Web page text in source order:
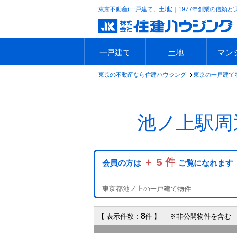
東京不動産(一戸建て、土地)｜1977年創業の信頼と
一戸建て
エリアで探す
沿線で探す
新築一戸建て
中古一戸建て
本日の新着物件
今週の新着物件
土地
エリアで探す
沿線で探す
本日の新着物件
今週の新着物件
マン
エリ
沿線
本日
今週
東京の不動産なら住建ハウジング 東京の一戸建て
池ノ上駅
会員の方は ＋ 5 件 ご覧になれます
東京都池ノ上の一戸建て物件
【 表示件数： 8件 】 ※非公開物件を含む